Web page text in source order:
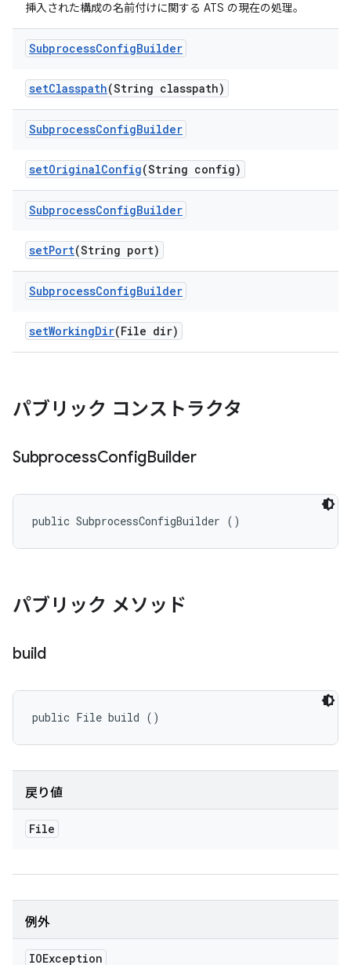
挿入された構成の名前付けに関する ATS の現在の処理。
SubprocessConfigBuilder
setClasspath(String classpath)
SubprocessConfigBuilder
setOriginalConfig(String config)
SubprocessConfigBuilder
setPort(String port)
SubprocessConfigBuilder
setWorkingDir(File dir)
パブリック コンストラクタ
SubprocessConfigBuilder
public SubprocessConfigBuilder ()
パブリック メソッド
build
public File build ()
戻り値
File
例外
IOException